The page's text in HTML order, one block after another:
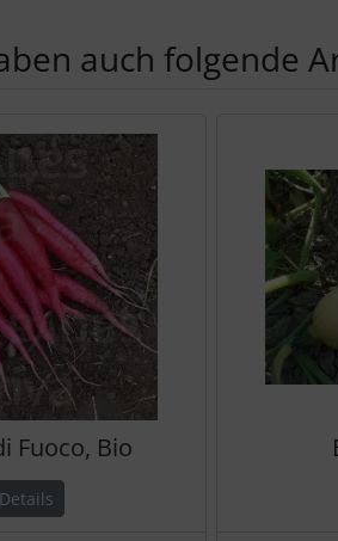
auch folgende
Fuoco, Bio
Details